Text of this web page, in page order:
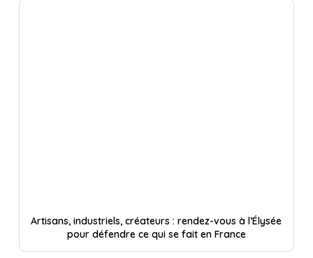
Artisans, industriels, créateurs : rendez-vous à l’Élysée
pour défendre ce qui se fait en France